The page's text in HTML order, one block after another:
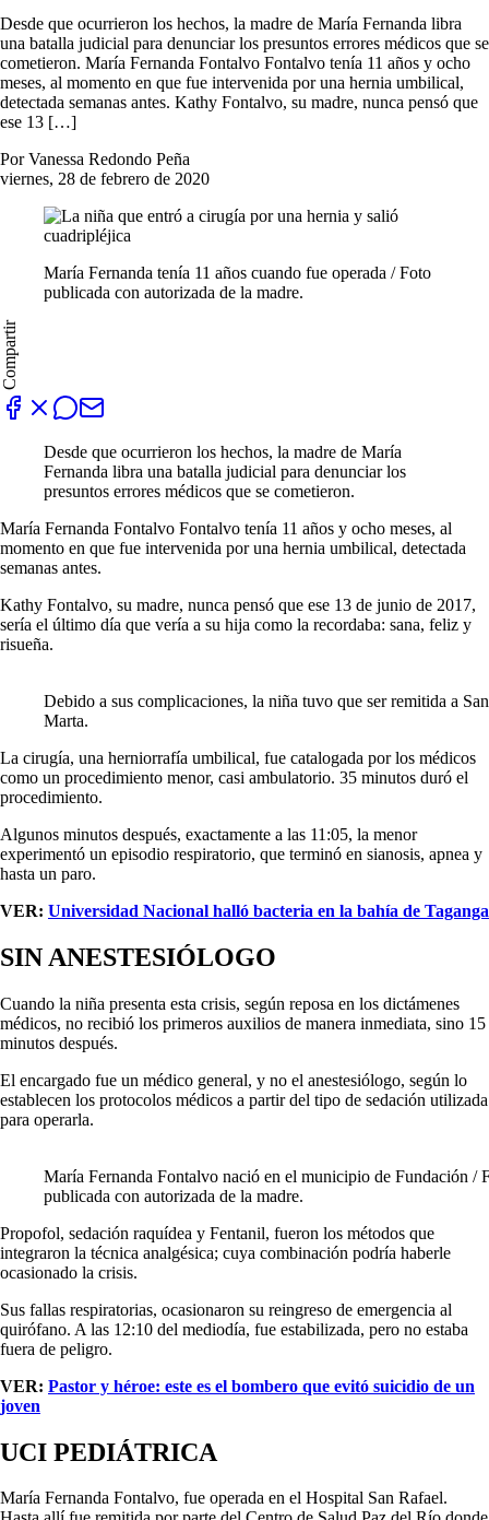
Desde que ocurrieron los hechos, la madre de María Fernanda libra
una batalla judicial para denunciar los presuntos errores médicos que se
cometieron. María Fernanda Fontalvo Fontalvo tenía 11 años y ocho
meses, al momento en que fue intervenida por una hernia umbilical,
detectada semanas antes. Kathy Fontalvo, su madre, nunca pensó que
ese 13 […]
Por Vanessa Redondo Peña
viernes, 28 de febrero de 2020
María Fernanda tenía 11 años cuando fue operada / Foto
publicada con autorizada de la madre.
Compartir
Desde que ocurrieron los hechos, la madre de María
Fernanda libra una batalla judicial para denunciar los
presuntos errores médicos que se cometieron.
María Fernanda Fontalvo Fontalvo tenía 11 años y ocho meses, al
momento en que fue intervenida por una hernia umbilical, detectada
semanas antes.
Kathy Fontalvo, su madre, nunca pensó que ese 13 de junio de 2017,
sería el último día que vería a su hija como la recordaba: sana, feliz y
risueña.
Debido a sus complicaciones, la niña tuvo que ser remitida a
Marta.
La cirugía, una herniorrafía umbilical, fue catalogada por los médicos
como un procedimiento menor, casi ambulatorio. 35 minutos duró el
procedimiento.
Algunos minutos después, exactamente a las 11:05, la menor
experimentó un episodio respiratorio, que terminó en sianosis, apnea y
hasta un paro.
VER: Universidad Nacional halló bacteria en la bahía de Taganga
SIN ANESTESIÓLOGO
Cuando la niña presenta esta crisis, según reposa en los dictámenes
médicos, no recibió los primeros auxilios de manera inmediata, sino 15
minutos después.
El encargado fue un médico general, y no el anestesiólogo, según lo
establecen los protocolos médicos a partir del tipo de sedación utilizada
para operarla.
María Fernanda Fontalvo nació en el municipio de Fundación /
publicada con autorizada de la madre.
Propofol, sedación raquídea y Fentanil, fueron los métodos que
integraron la técnica analgésica; cuya combinación podría haberle
ocasionado la crisis.
Sus fallas respiratorias, ocasionaron su reingreso de emergencia al
quirófano. A las 12:10 del mediodía, fue estabilizada, pero no estaba
fuera de peligro.
VER: Pastor y héroe: este es el bombero que evitó suicidio de un
joven
UCI PEDIÁTRICA
María Fernanda Fontalvo, fue operada en el Hospital San Rafael.